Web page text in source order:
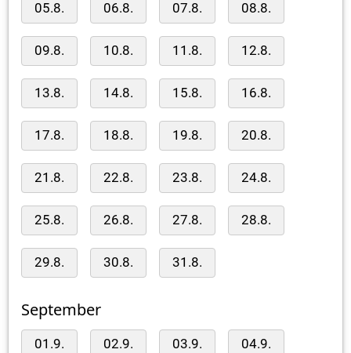
05.8. 06.8. 07.8. 08.8.
09.8. 10.8. 11.8. 12.8.
13.8. 14.8. 15.8. 16.8.
17.8. 18.8. 19.8. 20.8.
21.8. 22.8. 23.8. 24.8.
25.8. 26.8. 27.8. 28.8.
29.8. 30.8. 31.8.
September
01.9. 02.9. 03.9. 04.9.